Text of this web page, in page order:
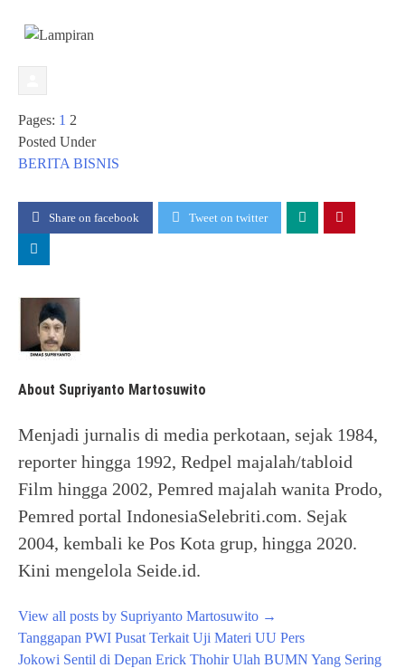
Pages: 1 2
Posted Under
BERITA BISNIS
Share on facebook Tweet on twitter
About Supriyanto Martosuwito
Menjadi jurnalis di media perkotaan, sejak 1984,
reporter hingga 1992, Redpel majalah/tabloid
Film hingga 2002, Pemred majalah wanita Prodo,
Pemred portal IndonesiaSelebriti.com. Sejak
2004, kembali ke Pos Kota grup, hingga 2020.
Kini mengelola Seide.id.
View all posts by Supriyanto Martosuwito →
Post
navigation
Tanggapan PWI Pusat Terkait Uji Materi UU Pers
Jokowi Sentil di Depan Erick Thohir Ulah BUMN Yang Sering